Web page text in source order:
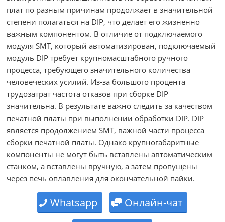
плат по разным причинам продолжает в значительной
степени полагаться на DIP, что делает его жизненно
важным компонентом. В отличие от подключаемого
модуля SMT, который автоматизирован, подключаемый
модуль DIP требует крупномасштабного ручного
процесса, требующего значительного количества
человеческих усилий. Из-за большого процента
трудозатрат частота отказов при сборке DIP
значительна. В результате важно следить за качеством
печатной платы при выполнении обработки DIP. DIP
является продолжением SMT, важной части процесса
сборки печатной платы. Однако крупногабаритные
компоненты не могут быть вставлены автоматическим
станком, а вставлены вручную, а затем пропущены
через печь оплавления для окончательной пайки.
Whatsapp
Онлайн-чат